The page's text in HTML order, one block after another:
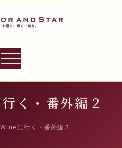
ナ
ー
ョ
く・番外編２
に行く・番外編２